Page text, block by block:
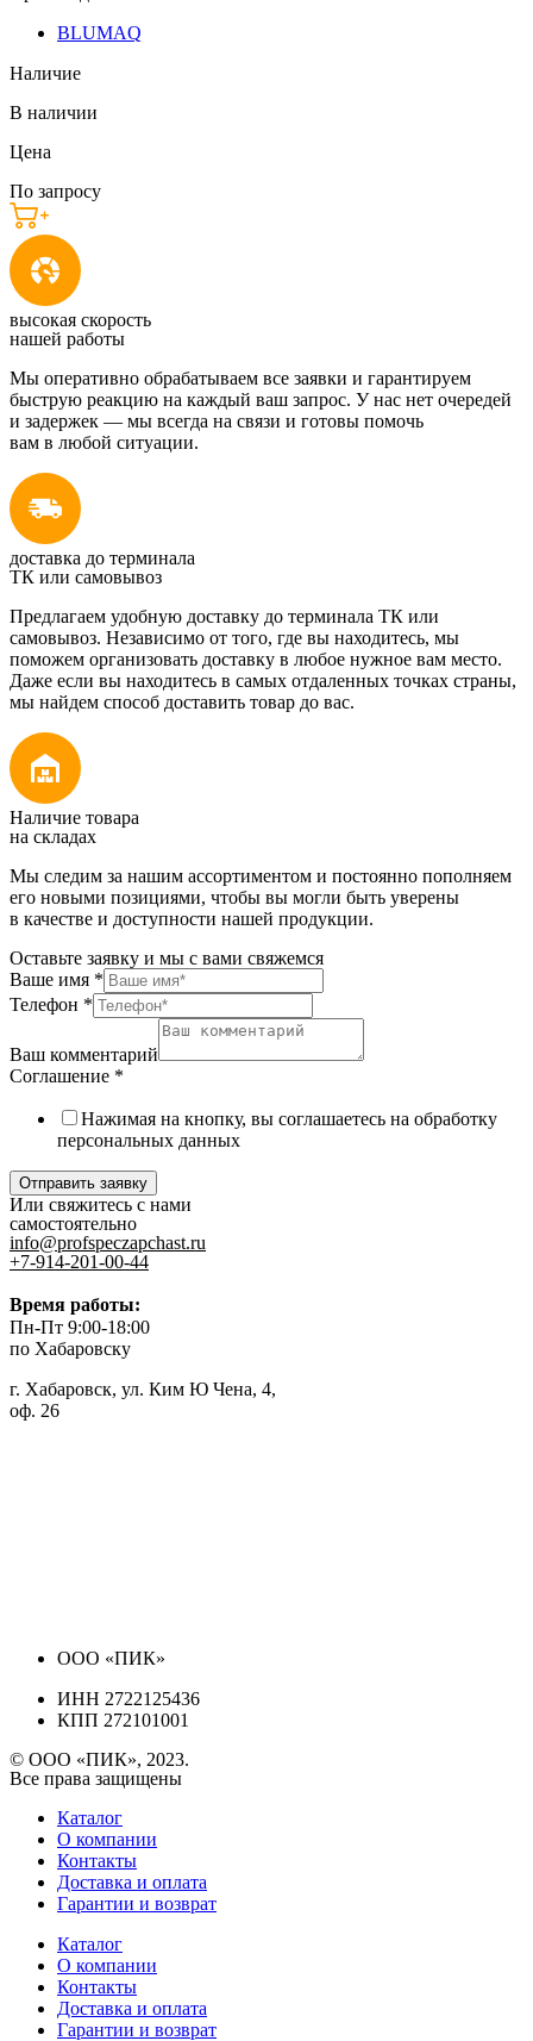
BLUMAQ
Наличие
В наличии
Цена
По запросу
высокая скорость
нашей работы
Мы оперативно обрабатываем все заявки и гарантируем
быструю реакцию на каждый ваш запрос. У нас нет очередей
и задержек — мы всегда на связи и готовы помочь
вам в любой ситуации.
доставка до терминала
ТК или самовывоз
Предлагаем удобную доставку до терминала ТК или
самовывоз. Независимо от того, где вы находитесь, мы
поможем организовать доставку в любое нужное вам место.
Даже если вы находитесь в самых отдаленных точках страны,
мы найдем способ доставить товар до вас.
Наличие товара
на складах
Мы следим за нашим ассортиментом и постоянно пополняем
его новыми позициями, чтобы вы могли быть уверены
в качестве и доступности нашей продукции.
Оставьте заявку и мы с вами свяжемся
Ваше имя *
Телефон *
Ваш комментарий
Соглашение *
Нажимая на кнопку, вы соглашаетесь на обработку
персональных данных
Отправить заявку
Или свяжитесь с нами
самостоятельно
info@profspeczapchast.ru
+7-914-201-00-44
Время работы:
Пн-Пт 9:00-18:00
по Хабаровску
г. Хабаровск, ул. Ким Ю Чена, 4,
оф. 26
ООО «ПИК»
ИНН 2722125436
КПП 272101001
© ООО «ПИК», 2023.
Все права защищены
Каталог
О компании
Контакты
Доставка и оплата
Гарантии и возврат
Каталог
О компании
Контакты
Доставка и оплата
Гарантии и возврат